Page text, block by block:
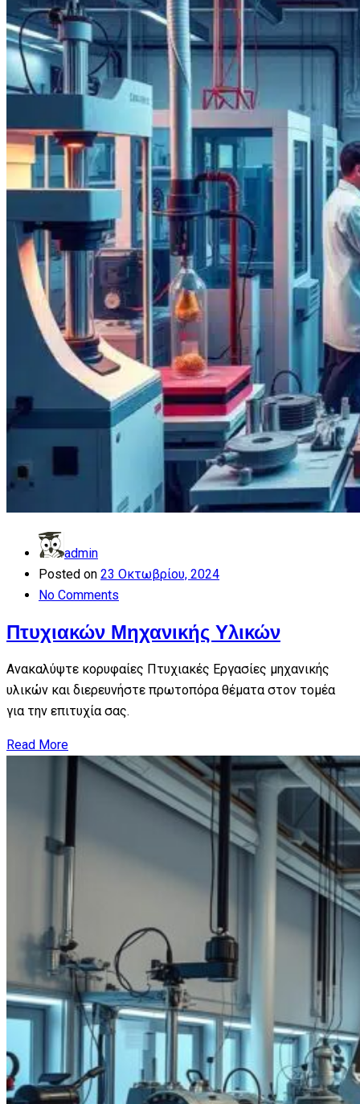
admin
Posted on 23 Οκτωβρίου, 2024
No Comments
Πτυχιακών Μηχανικής Υλικών
Ανακαλύψτε κορυφαίες Πτυχιακές Εργασίες μηχανικής
υλικών και διερευνήστε πρωτοπόρα θέματα στον τομέα
για την επιτυχία σας.
Read More